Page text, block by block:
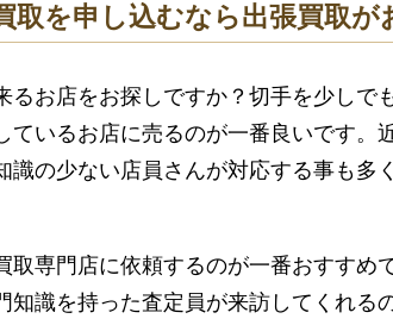
取を申し込むなら出張買取が
るお店をお探しですか？切手を少しで
ているお店に売るのが一番良いです。
識の少ない店員さんが対応する事も多
取専門店に依頼するのが一番おすすめ
知識を持った査定員が来訪してくれる